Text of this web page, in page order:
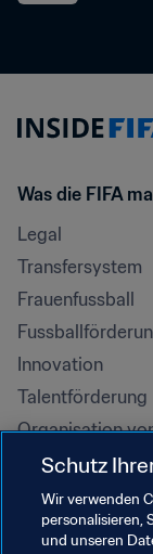
Was die FIFA
Legal
Transfersystem
Frauenfussball
Innovation
Talentförderung
Organisation
Nachhaltigkeit
Schutz
Wir verwenden
personalisieren,
und unseren